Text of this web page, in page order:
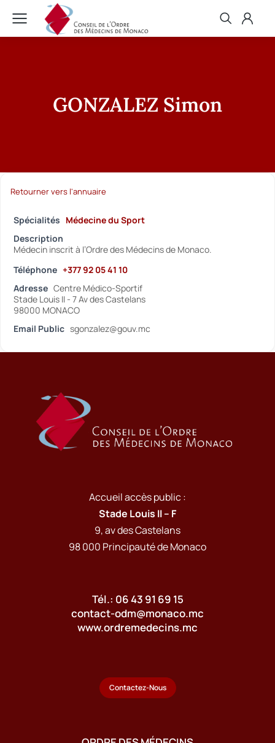
GONZALEZ Simon
Retourner vers l'annuaire
Spécialités Médecine du Sport
Description
Médecin inscrit à l’Ordre des Médecins de Monaco.
Téléphone +377 92 05 41 10
Adresse Centre Médico-Sportif
Stade Louis II - 7 Av des Castelans
98000 MONACO
Email Public sgonzalez@gouv.mc
Accueil accès public :
Stade Louis II – F
9, av des Castelans
98 000 Principauté de Monaco
Tél.: 06 43 91 69 15
contact-odm@monaco.mc
www.ordremedecins.mc
Contactez-Nous